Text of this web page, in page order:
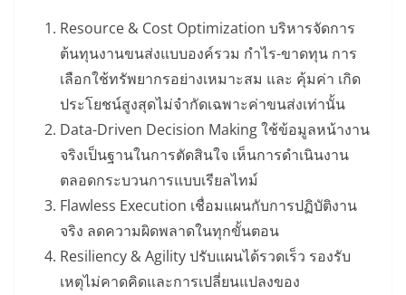
Resource & Cost Optimization บริหารจัดการ
ต้นทุนงานขนส่งแบบองค์รวม กำไร-ขาดทุน การ
เลือกใช้ทรัพยากรอย่างเหมาะสม และ คุ้มค่า เกิด
ประโยชน์สูงสุดไม่จำกัดเฉพาะค่าขนส่งเท่านั้น
Data-Driven Decision Making ใช้ข้อมูลหน้างาน
จริงเป็นฐานในการตัดสินใจ เห็นการดำเนินงาน
ตลอดกระบวนการแบบเรียลไทม์
Flawless Execution เชื่อมแผนกับการปฏิบัติงาน
จริง ลดความผิดพลาดในทุกขั้นตอน
Resiliency & Agility ปรับแผนได้รวดเร็ว รองรับ
เหตุไม่คาดคิดและการเปลี่ยนแปลงของ